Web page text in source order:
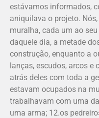
estávamos informados,
aniquilava o projeto.
muralha, cada um ao
daquele dia, a metade
construção, enquanto a
lanças, escudos, arcos e
atrás deles com toda a
estavam ocupados na
trabalhavam com uma
uma arma; 12.os